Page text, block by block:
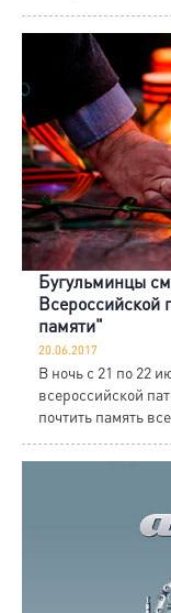
Бугульминцы
Всероссийской
памяти"
20.06.2017
В ночь с 21 по 22
всероссийской
почтить память